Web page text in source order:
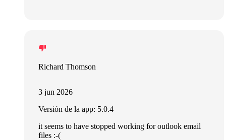
Richard Thomson
3 jun 2026
Versión de la app: 5.0.4
it seems to have stopped working for outlook email
files :-(